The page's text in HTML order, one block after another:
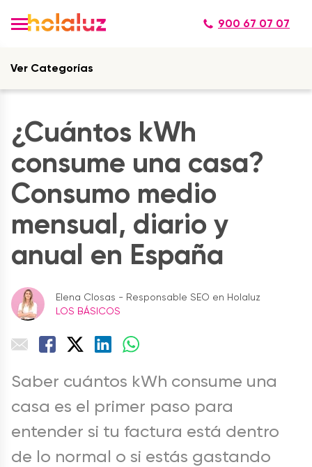
900 67 07 07
Ver Categorías
¿Cuántos kWh
consume una casa?
Consumo medio
mensual, diario y
anual en España
Elena Closas - Responsable SEO en Holaluz
LOS BÁSICOS
Saber cuántos kWh consume una
casa es el primer paso para
entender si tu factura está dentro
de lo normal o si estás gastando